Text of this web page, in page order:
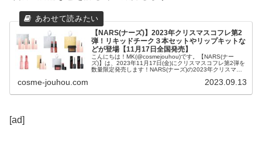
【NARS(ナーズ)】2023年クリスマスコフレ第2
弾！リキッドチーク３本セットやリップキットな
どが登場【11月17日全国発売】
こんにちは！MK(@cosmejouhou)です。【NARS(ナー
ズ)】は、2023年11月17日(金)にクリスマスコフレ第2弾を
数量限定発売します！NARS(ナーズ)の2023年クリスマス
cosme-jouhou.com 2023.09.13
[ad]